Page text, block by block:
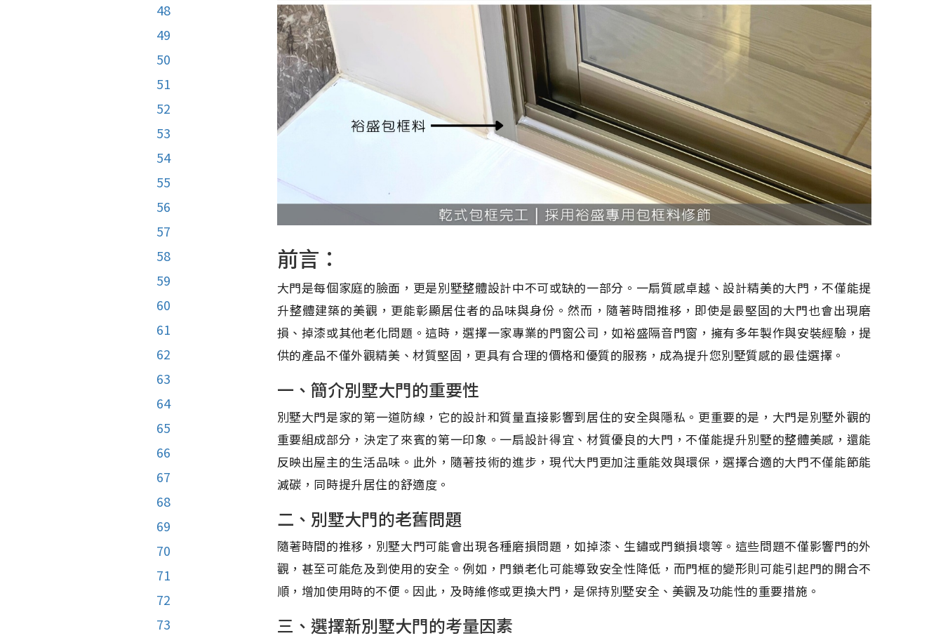
48
49
50
51
52
53
54
55
56
57
58
59
60
61
62
63
64
65
66
67
68
69
70
71
72
73
前言：
大門是每個家庭的臉面，更是別墅整體設計中不可或缺的一部分。一扇質感卓越、設計精美的大門，不僅能提
升整體建築的美觀，更能彰顯居住者的品味與身份。然而，隨著時間推移，即使是最堅固的大門也會出現磨
損、掉漆或其他老化問題。這時，選擇一家專業的門窗公司，如裕盛隔音門窗，擁有多年製作與安裝經驗，提
供的產品不僅外觀精美、材質堅固，更具有合理的價格和優質的服務，成為提升您別墅質感的最佳選擇。
一、簡介別墅大門的重要性
別墅大門是家的第一道防線，它的設計和質量直接影響到居住的安全與隱私。更重要的是，大門是別墅外觀的
重要組成部分，決定了來賓的第一印象。一扇設計得宜、材質優良的大門，不僅能提升別墅的整體美感，還能
反映出屋主的生活品味。此外，隨著技術的進步，現代大門更加注重能效與環保，選擇合適的大門不僅能節能
減碳，同時提升居住的舒適度。
二、別墅大門的老舊問題
隨著時間的推移，別墅大門可能會出現各種磨損問題，如掉漆、生鏽或門鎖損壞等。這些問題不僅影響門的外
觀，甚至可能危及到使用的安全。例如，門鎖老化可能導致安全性降低，而門框的變形則可能引起門的開合不
順，增加使用時的不便。因此，及時維修或更換大門，是保持別墅安全、美觀及功能性的重要措施。
三、選擇新別墅大門的考量因素